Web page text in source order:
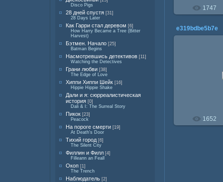
Disco Pigs
28 дней спустя [31]
28 Days Later
Как Гарри стал деревом [6]
How Harry Became a Tree (Bitter
Harvest)
Бэтмен. Начало [25]
Batman Begins
Насмотревшись детективов [11]
Watching the Detectives
Грани любви [38]
The Edge of Love
Хиппи Хиппи Шейк [16]
Hippie Hippie Shake
Дали и я: сюрреалистическая
история [0]
Dali & I: The Surreal Story
Пикок [23]
Peacock
На пороге смерти [19]
At Death's Door
Тихий город [6]
The Silent City
Филлин и Филл [4]
Filleann an Feall
Окоп [1]
The Trench
Наблюдатель [2]
1747
e319bdbe5b7e
1652